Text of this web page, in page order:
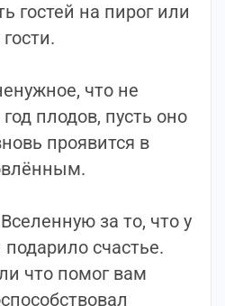
гостей на пирог или
что не
плодов, пусть оно
проявится в
за то, что у
счастье.
что помог вам